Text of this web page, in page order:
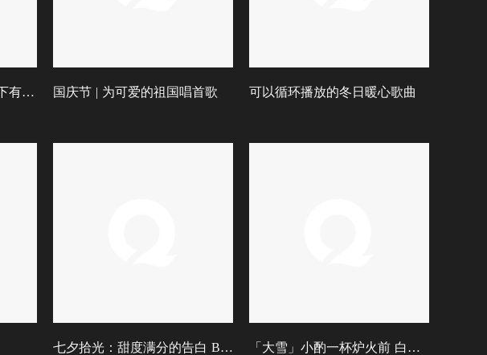
自驾通勤轻节奏 | 车窗摇下有风来 国庆节 | 为可爱的祖国唱首歌 可以循环播放的冬日暖心歌曲
七夕拾光：甜度满分的告白 BGM 「大雪」小酌一杯炉火前 白色人间又一年